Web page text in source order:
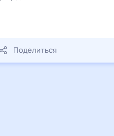
Поделиться